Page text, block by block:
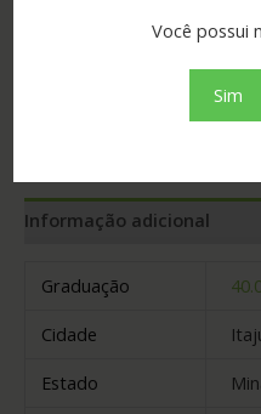
Você possui
Sim
64f1f27bf1b4
Adicionar ao
Informação adicional
Graduação
Cidade
Estado